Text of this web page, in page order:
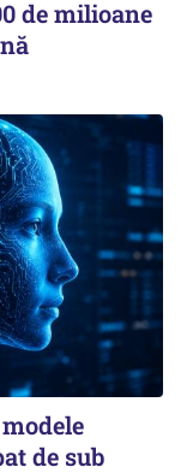
de milioane
de sub